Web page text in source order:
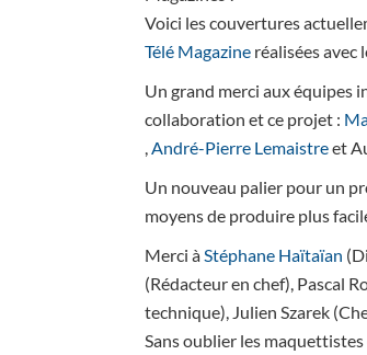
Voici les couvertures
Télé Magazine réalisées
Un grand merci aux équipes
collaboration et ce projet :
André-Pierre Lemaistreet
Un nouveau palier pour un
moyens de produire plus
Merci à Stéphane Haïtaïan
(Rédacteur en chef), Pascal
technique), Julien Szarek
Sans oublier les